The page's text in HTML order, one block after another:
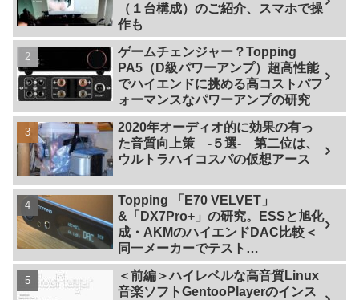
（１台構成）のご紹介、スマホで操
作も
ゲームチェンジャー？Topping
PA5（D級パワーアンプ）超高性能
でハイエンドに挑める高コストパフ
ォーマンスなパワーアンプの研究
2020年オーディオ的に効果の有っ
た音質向上策 -５選- 第二位は、
ウルトラハイコスパの仮想アース
Topping 「E70 VELVET」
&「DX7Pro+」の研究。ESSと旭化
成・AKMのハイエンドDAC比較＜
同一メーカーでテスト
【ES9038PRO Vs AK4499EX】＞
＜前編＞ハイレベルな高音質Linux
音楽ソフトGentooPlayerのインス